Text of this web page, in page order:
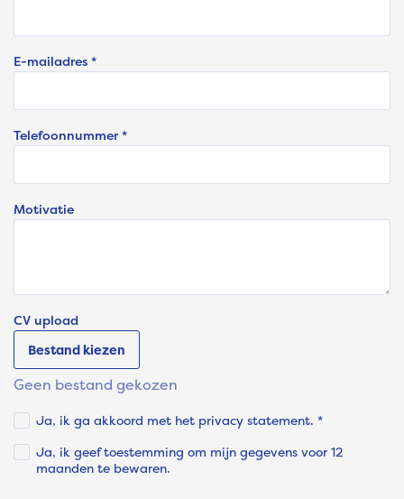
E-mailadres *
Telefoonnummer *
Motivatie
CV upload
Bestand kiezen
Geen bestand gekozen
Ja, ik ga akkoord met het privacy statement. *
Ja, ik geef toestemming om mijn gegevens voor 12
maanden te bewaren.